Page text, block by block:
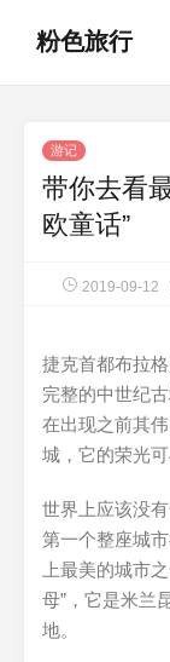
粉色旅行
游记
带你去看
欧童话”
2019-09-12
捷克首都布拉
完整的中世纪
在出现之前其
城，它的荣光
世界上应该没
第一个整座城
上最美的城市
母”，它是米兰
地。